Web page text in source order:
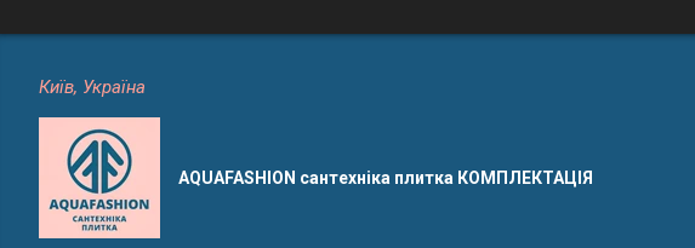
Київ, Україна
AQUAFASHION сантехніка плитка КОМПЛЕКТАЦІЯ